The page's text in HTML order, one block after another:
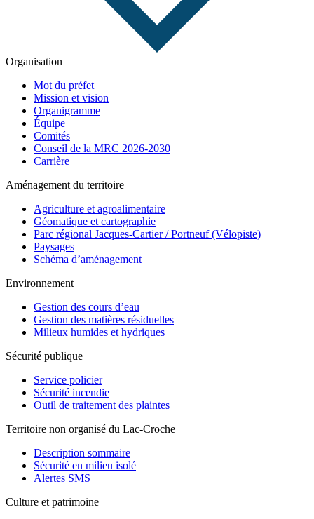
Organisation
Mot du préfet
Mission et vision
Organigramme
Équipe
Comités
Conseil de la MRC 2026-2030
Carrière
Aménagement du territoire
Agriculture et agroalimentaire
Géomatique et cartographie
Parc régional Jacques-Cartier / Portneuf (Vélopiste)
Paysages
Schéma d’aménagement
Environnement
Gestion des cours d’eau
Gestion des matières résiduelles
Milieux humides et hydriques
Sécurité publique
Service policier
Sécurité incendie
Outil de traitement des plaintes
Territoire non organisé du Lac-Croche
Description sommaire
Sécurité en milieu isolé
Alertes SMS
Culture et patrimoine